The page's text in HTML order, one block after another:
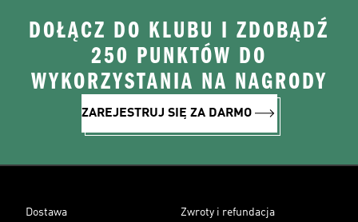
DOŁĄCZ DO KLUBU I ZDOBĄDŹ
250 PUNKTÓW DO
WYKORZYSTANIA NA NAGRODY
ZAREJESTRUJ SIĘ ZA DARMO
Dostawa Zwroty i refundacja